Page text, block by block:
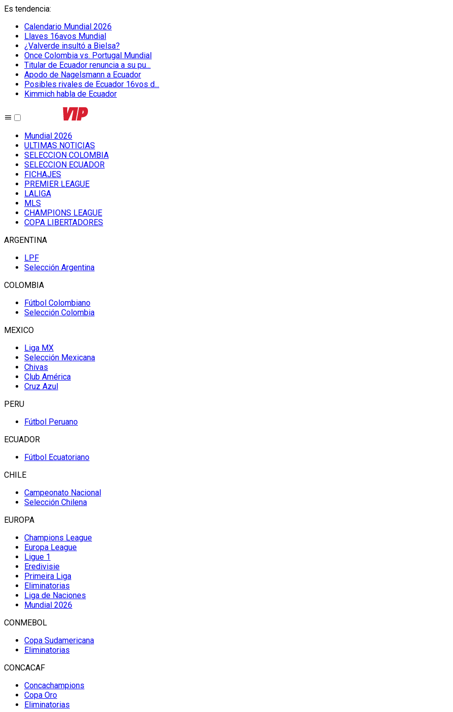
Es tendencia:
Calendario Mundial 2026
Llaves 16avos Mundial
¿Valverde insultó a Bielsa?
Once Colombia vs. Portugal Mundial
Titular de Ecuador renuncia a su pu...
Apodo de Nagelsmann a Ecuador
Posibles rivales de Ecuador 16vos d...
Kimmich habla de Ecuador
Mundial 2026
ULTIMAS NOTICIAS
SELECCION COLOMBIA
SELECCION ECUADOR
FICHAJES
PREMIER LEAGUE
LALIGA
MLS
CHAMPIONS LEAGUE
COPA LIBERTADORES
ARGENTINA
LPF
Selección Argentina
COLOMBIA
Fútbol Colombiano
Selección Colombia
MEXICO
Liga MX
Selección Mexicana
Chivas
Club América
Cruz Azul
PERU
Fútbol Peruano
ECUADOR
Fútbol Ecuatoriano
CHILE
Campeonato Nacional
Selección Chilena
EUROPA
Champions League
Europa League
Ligue 1
Eredivisie
Primeira Liga
Eliminatorias
Liga de Naciones
Mundial 2026
CONMEBOL
Copa Sudamericana
Eliminatorias
CONCACAF
Concachampions
Copa Oro
Eliminatorias